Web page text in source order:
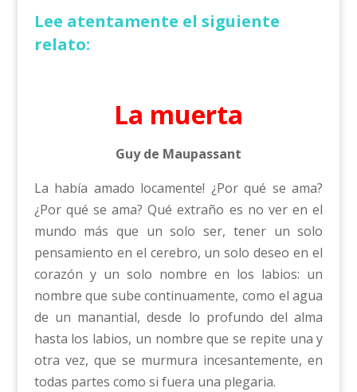
Lee atentamente el siguiente
relato:
La muerta
Guy de Maupassant
La había amado locamente! ¿Por qué se ama?
¿Por qué se ama? Qué extraño es no ver en el
mundo más que un solo ser, tener un solo
pensamiento en el cerebro, un solo deseo en el
corazón y un solo nombre en los labios: un
nombre que sube continuamente, como el agua
de un manantial, desde lo profundo del alma
hasta los labios, un nombre que se repite una y
otra vez, que se murmura incesantemente, en
todas partes como si fuera una plegaria.